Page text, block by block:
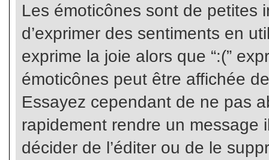
Les émoticônes sont de petites
d’exprimer des sentiments en
exprime la joie alors que “:(”
émoticônes peut être affichée
Essayez cependant de ne pas
rapidement rendre un message
décider de l’éditer ou de le